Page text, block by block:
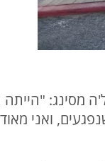
מסינג:
ואני